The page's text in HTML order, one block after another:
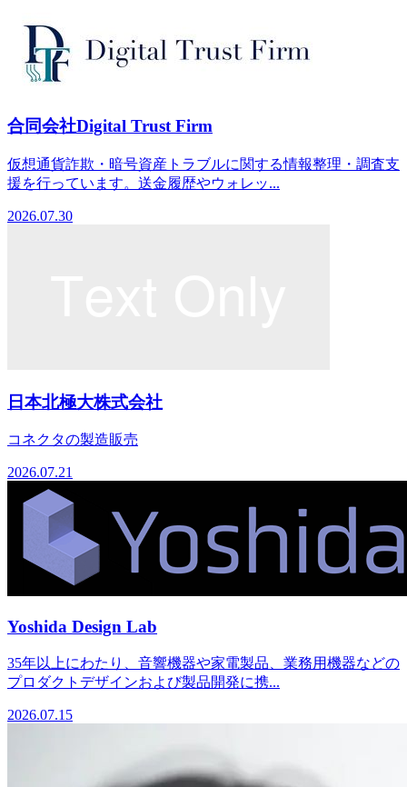
合同会社Digital Trust Firm
仮想通貨詐欺・暗号資産トラブルに関する情報整理・調査支
援を行っています。送金履歴やウォレッ...
2026.07.30
日本北極大株式会社
コネクタの製造販売
2026.07.21
Yoshida Design Lab
35年以上にわたり、音響機器や家電製品、業務用機器などの
プロダクトデザインおよび製品開発に携...
2026.07.15